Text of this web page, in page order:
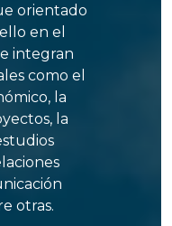
orientado
en el
integran
como el
la
la
otras.